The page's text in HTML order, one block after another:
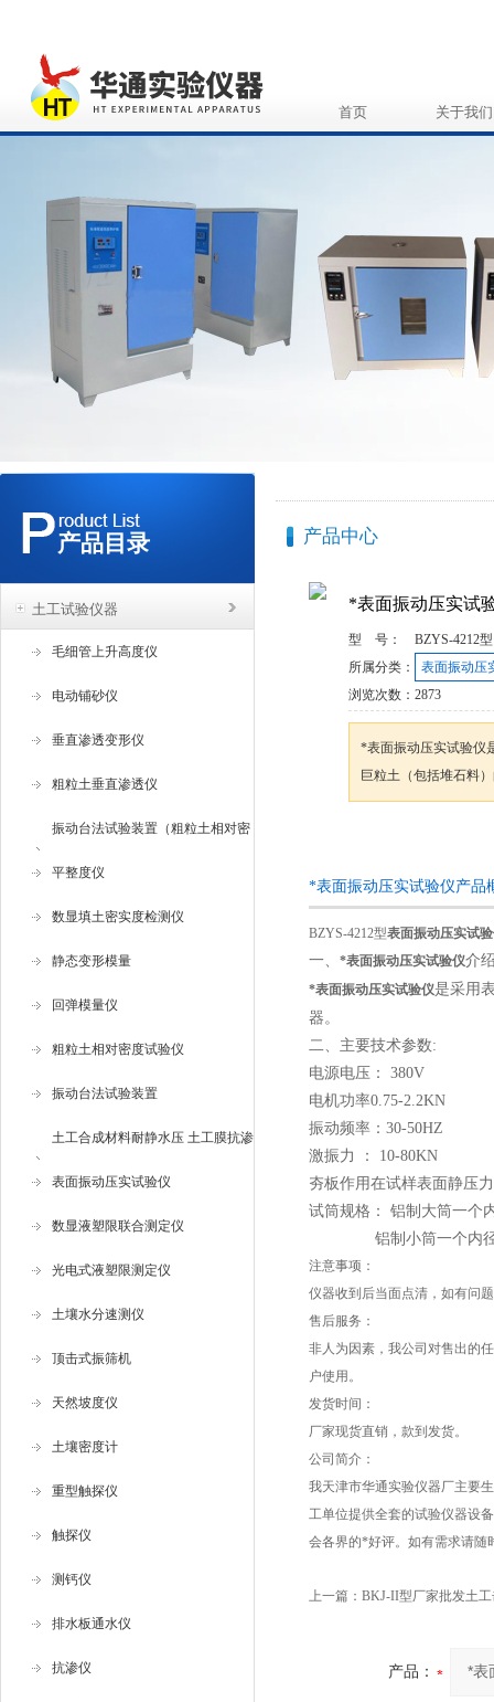
首页 关于我们
产品目录
土工试验仪器
毛细管上升高度仪
电动铺砂仪
垂直渗透变形仪
粗粒土垂直渗透仪
振动台法试验装置（粗粒土相对密
度试验仪 ）
平整度仪
数显填土密实度检测仪
静态变形模量
回弹模量仪
粗粒土相对密度试验仪
振动台法试验装置
土工合成材料耐静水压 土工膜抗渗
仪
表面振动压实试验仪
数显液塑限联合测定仪
光电式液塑限测定仪
土壤水分速测仪
顶击式振筛机
天然坡度仪
土壤密度计
重型触探仪
触探仪
测钙仪
排水板通水仪
抗渗仪
产品中心
*表面振动压实试
型 号：
BZYS-4212型
所属分类：
表面振动压
浏览次数： 2873
*表面振动压实试验仪
巨粒土（包括堆石料
*表面振动压实试验仪产品
BZYS-4212型表面振动压实试
一、 *表面振动压实试验仪介
*表面振动压实试验仪是采用
器。
二、 主要技术参数:
电源电压： 380V
电机功率0.75-2.2KN
振动频率：30-50HZ
激振力 ： 10-80KN
夯板作用在试样表面静压
试筒规格： 铝制大筒一个
铝制小筒一个内径
注意事项：
仪器收到后当面点清，如有问
售后服务：
非人为因素，我公司对售出的
户使用。
发货时间：
厂家现货直销，款到发货。
公司简介：
我天津市华通实验仪器厂主要
工单位提供全套的试验仪器设
会各界的*好评。如有需求请随
上一篇： BKJ-II型厂家批发土
产品：